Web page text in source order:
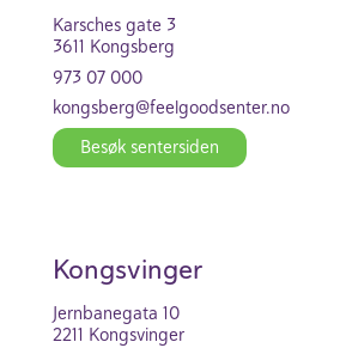
Karsches gate 3
3611 Kongs­berg
973 07 000
kongs­berg@feel­good­se­nter.no
Besøk senter­siden
Kong­svinger
Jern­ba­n­e­gata 10
2211 Kong­svinger